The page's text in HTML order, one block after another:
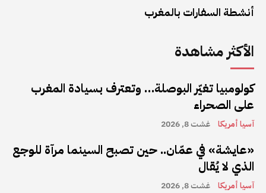
أنشطة السفارات بالمغرب
الأكثر مشاهدة
كولومبيا تغيّر البوصلة… وتعترف بسيادة المغرب
على الصحراء
آسيا أمريكا غشت 8, 2026
«عايشة» في عمّان.. حين تصبح السينما مرآة للوجع
الذي لا يُقال
آسيا أمريكا غشت 8, 2026